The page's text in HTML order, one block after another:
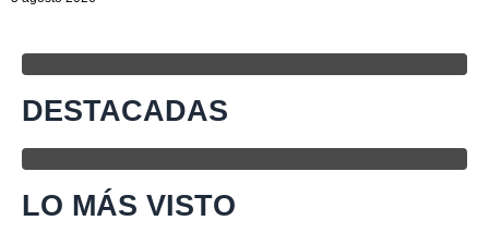
DESTACADAS
LO MÁS VISTO